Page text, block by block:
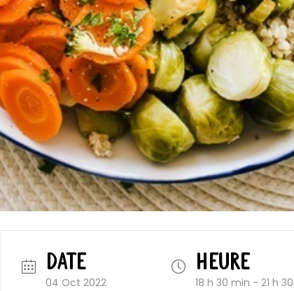
DATE
04 Oct 2022
HEURE
18 h 30 min - 21 h